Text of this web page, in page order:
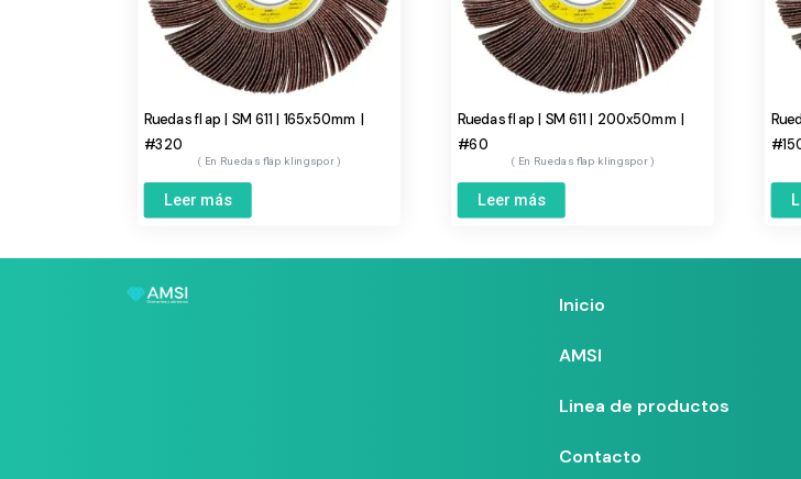
Ruedas flap | SM 611 | 165x50mm |
#320
Ruedas flap klingspor
Leer más
Ruedas flap | SM 611 | 200x50mm |
#60
Ruedas flap klingspor
Leer más
Inicio
AMSI
Linea de productos
Contacto